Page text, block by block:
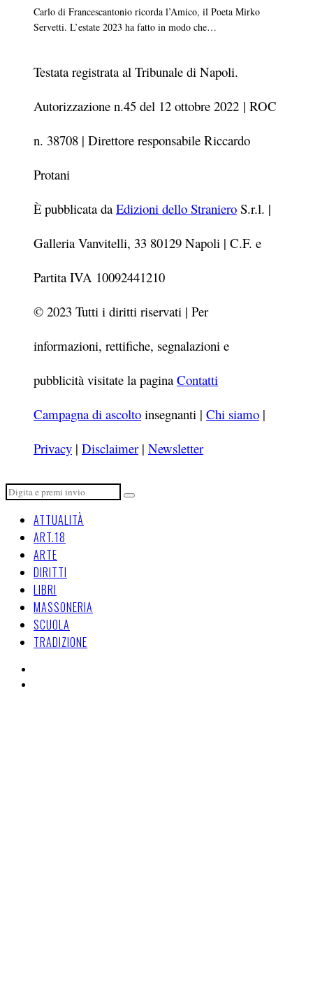
Carlo di Francescantonio ricorda l’Amico, il Poeta Mirko
Servetti. L’estate 2023 ha fatto in modo che…
Testata registrata al Tribunale di Napoli.
Autorizzazione n.45 del 12 ottobre 2022 | ROC
n. 38708 | Direttore responsabile Riccardo
Protani
È pubblicata daEdizioni dello Straniero S.r.l. |
Galleria Vanvitelli, 33 80129 Napoli | C.F. e
Partita IVA 10092441210
© 2023 Tutti i diritti riservati | Per
informazioni, rettifiche, segnalazioni e
pubblicità visitate la paginaContatti
Campagna di ascolto insegnanti | Chi siamo |
Privacy | Disclaimer| Newsletter
ATTUALITÀ
ART.18
ARTE
DIRITTI
LIBRI
MASSONERIA
SCUOLA
TRADIZIONE